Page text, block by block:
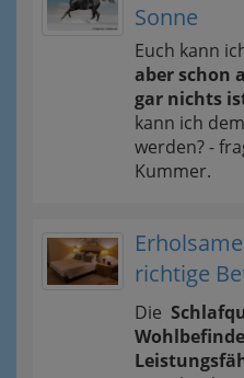
Sonne
Euch kann
aber schon
gar nichts
kann ich
werden? -
Kummer.
richtige
Die